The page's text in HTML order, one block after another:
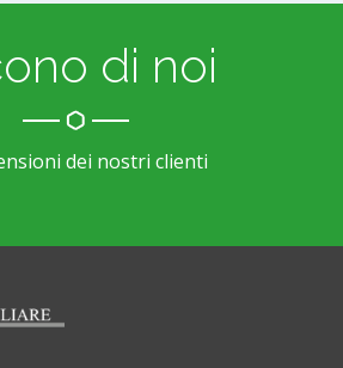
di noi
dei nostri clienti